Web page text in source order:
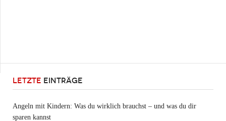
LETZTE EINTRÄGE
Angeln mit Kindern: Was du wirklich brauchst – und was du dir
sparen kannst